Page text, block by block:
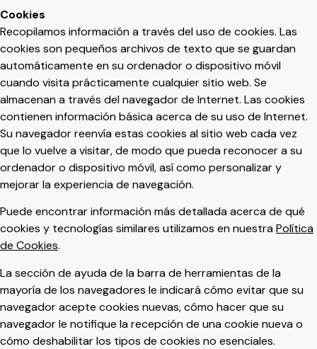
Cookies
Recopilamos información a través del uso de cookies. Las
cookies son pequeños archivos de texto que se guardan
automáticamente en su ordenador o dispositivo móvil
cuando visita prácticamente cualquier sitio web. Se
almacenan a través del navegador de Internet. Las cookies
contienen información básica acerca de su uso de Internet.
Su navegador reenvía estas cookies al sitio web cada vez
que lo vuelve a visitar, de modo que pueda reconocer a su
ordenador o dispositivo móvil, así como personalizar y
mejorar la experiencia de navegación.
Puede encontrar información más detallada acerca de qué
cookies y tecnologías similares utilizamos en nuestraPolítica
de Cookies.
La sección de ayuda de la barra de herramientas de la
mayoría de los navegadores le indicará cómo evitar que su
navegador acepte cookies nuevas, cómo hacer que su
navegador le notifique la recepción de una cookie nueva o
cómo deshabilitar los tipos de cookies no esenciales.